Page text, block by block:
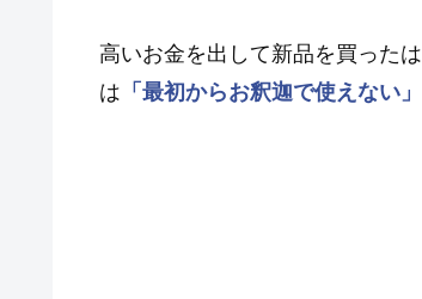
高いお金を出して新品を買った
は 「最初からお釈迦で使えない」